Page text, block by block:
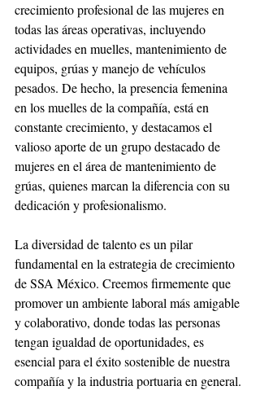
crecimiento profesional de las mujeres en
todas las áreas operativas, incluyendo
actividades en muelles, mantenimiento de
equipos, grúas y manejo de vehículos
pesados. De hecho, la presencia femenina
en los muelles de la compañía, está en
constante crecimiento, y destacamos el
valioso aporte de un grupo destacado de
mujeres en el área de mantenimiento de
grúas, quienes marcan la diferencia con su
dedicación y profesionalismo.
La diversidad de talento es un pilar
fundamental en la estrategia de crecimiento
de SSA México. Creemos firmemente que
promover un ambiente laboral más amigable
y colaborativo, donde todas las personas
tengan igualdad de oportunidades, es
esencial para el éxito sostenible de nuestra
compañía y la industria portuaria en general.